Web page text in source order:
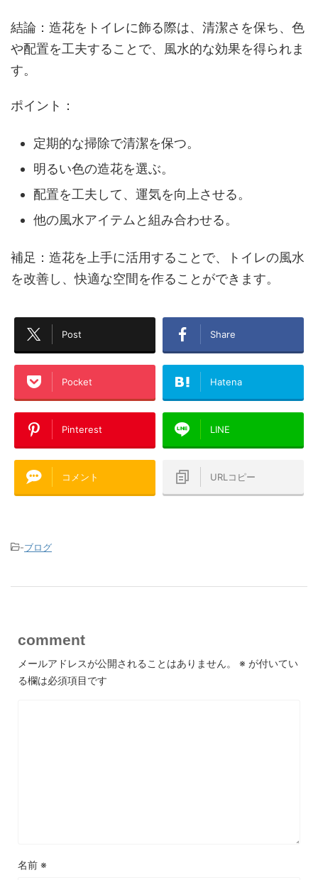
結論：造花をトイレに飾る際は、清潔さを保ち、色
や配置を工夫することで、風水的な効果を得られま
す。
ポイント：
定期的な掃除で清潔を保つ。
明るい色の造花を選ぶ。
配置を工夫して、運気を向上させる。
他の風水アイテムと組み合わせる。
補足：造花を上手に活用することで、トイレの風水
を改善し、快適な空間を作ることができます。
Post Share
Pocket Hatena
Pinterest LINE
コメント URLコピー
-ブログ
comment
メールアドレスが公開されることはありません。 ※ が付いてい
る欄は必須項目です
名前 ※